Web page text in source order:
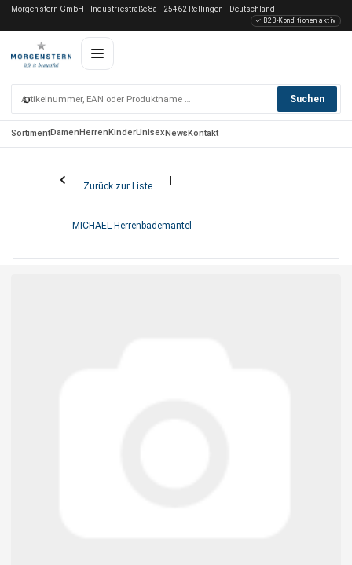
Morgenstern GmbH · Industriestraße 8a · 25462 Rellingen · Deutschland
✓ B2B-Konditionen aktiv
⌕ Suchen
SortimentDamenHerrenKinderUnisexNewsKontakt
Zurück zur Liste
MICHAEL Herrenbademantel